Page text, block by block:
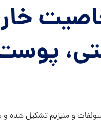
نمک اپسوم | ۲۸
و منیزیم تشکیل شده و